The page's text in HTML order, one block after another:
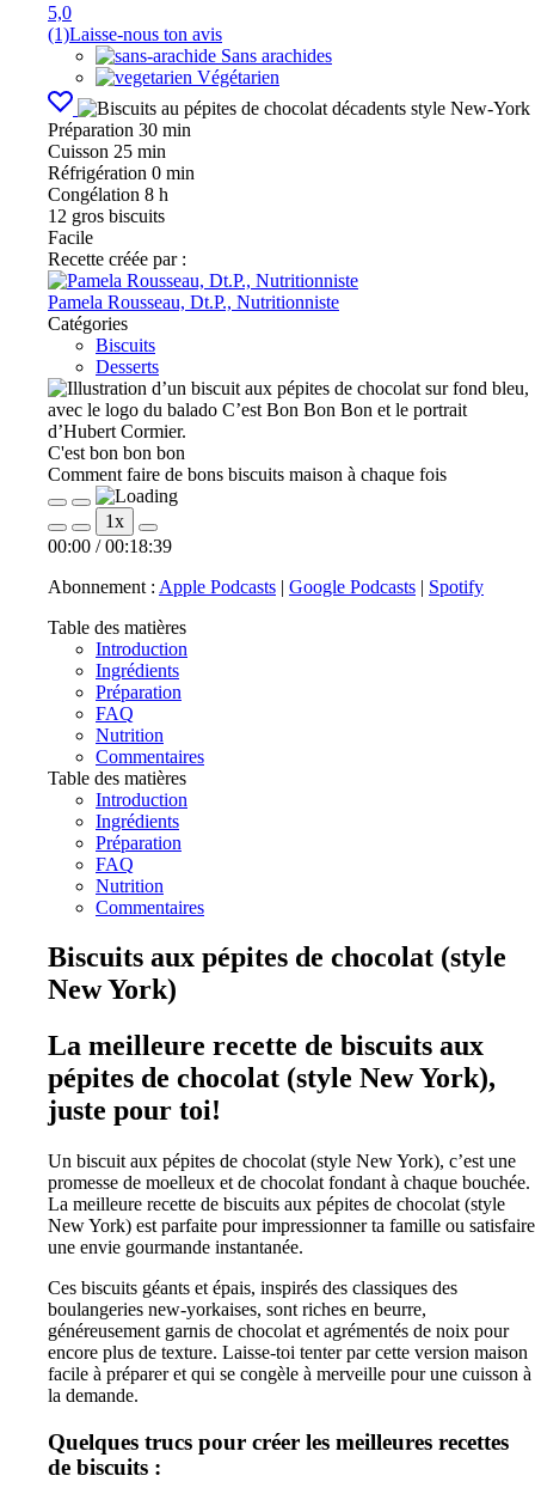
5,0
(1)Laisse-nous ton avis
Sans arachides
Végétarien
Préparation 30 min
Cuisson 25 min
Réfrigération 0 min
Congélation 8 h
12 gros biscuits
Facile
Recette créée par :
Pamela Rousseau, Dt.P., Nutritionniste
Catégories
Biscuits
Desserts
C'est bon bon bon
Comment faire de bons biscuits maison à chaque fois
Play
Episode
Pause
Episode
1x
00:00 / 00:18:39
Abonnement : Apple Podcasts | Google Podcasts | Spotify
Table des matières
Introduction
Ingrédients
Préparation
FAQ
Nutrition
Commentaires
Table des matières
Introduction
Ingrédients
Préparation
FAQ
Nutrition
Commentaires
Biscuits aux pépites de chocolat (style
New York)
La meilleure recette de biscuits aux
pépites de chocolat (style New York),
juste pour toi!
Un biscuit aux pépites de chocolat (style New York), c’est une
promesse de moelleux et de chocolat fondant à chaque bouchée.
La meilleure recette de biscuits aux pépites de chocolat (style
New York) est parfaite pour impressionner ta famille ou satisfaire
une envie gourmande instantanée.
Ces biscuits géants et épais, inspirés des classiques des
boulangeries new-yorkaises, sont riches en beurre,
généreusement garnis de chocolat et agrémentés de noix pour
encore plus de texture. Laisse-toi tenter par cette version maison
facile à préparer et qui se congèle à merveille pour une cuisson à
la demande.
Quelques trucs pour créer les meilleures recettes
de biscuits :